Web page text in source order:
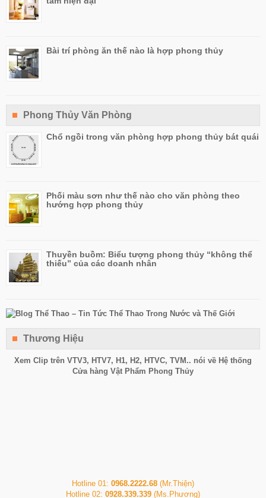
Bài trí phòng ăn thế nào là hợp phong thủy
Phong Thủy Văn Phòng
Chổ ngồi trong văn phòng hợp phong thủy bát quái
Phối màu sơn như thế nào cho văn phòng theo
hướng hợp phong thủy
Thuyền buồm: Biểu tượng phong thủy “không thể
thiếu” của các doanh nhân
Thương Hiệu
Xem Clip trên VTV3, HTV7, H1, H2, HTVC, TVM.. nói về Hệ thống
Cửa hàng Vật Phẩm Phong Thủy
Hotline 01: 0968.2222.68 (Mr.Thiện)
Hotline 02: 0928.339.339 (Ms.Phương)